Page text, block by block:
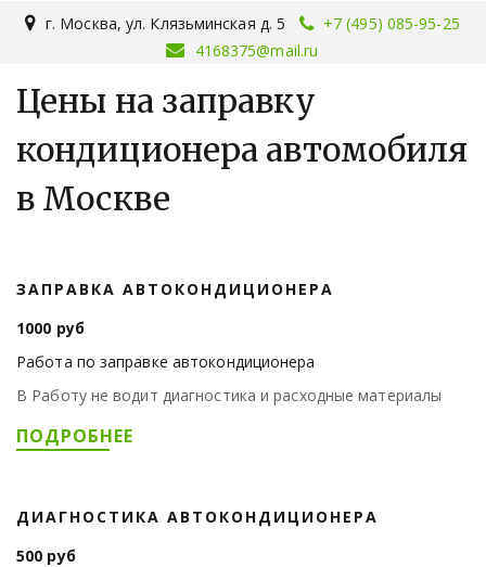
г. Москва,ул. Клязьминская д. 5
+7 (495) 085-95-25
4168375@mail.ru
Цены на заправку
кондиционера автомобиля
в Москве
ЗАПРАВКА АВТОКОНДИЦИОНЕРА
Работа по заправке автокондиционера
В Работу не водит диагностика и расходные материалы
1000 руб
ПОДРОБНЕЕ
ДИАГНОСТИКА АВТОКОНДИЦИОНЕРА
500 руб